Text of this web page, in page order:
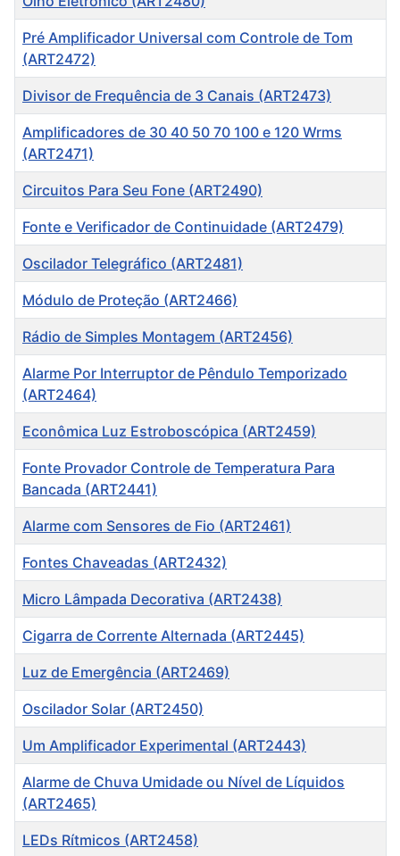
Pré Amplificador Universal com Controle de Tom
(ART2472)
Divisor de Frequência de 3 Canais (ART2473)
Amplificadores de 30 40 50 70 100 e 120 Wrms
(ART2471)
Circuitos Para Seu Fone (ART2490)
Fonte e Verificador de Continuidade (ART2479)
Oscilador Telegráfico (ART2481)
Módulo de Proteção (ART2466)
Rádio de Simples Montagem (ART2456)
Alarme Por Interruptor de Pêndulo Temporizado
(ART2464)
Econômica Luz Estroboscópica (ART2459)
Fonte Provador Controle de Temperatura Para
Bancada (ART2441)
Alarme com Sensores de Fio (ART2461)
Fontes Chaveadas (ART2432)
Micro Lâmpada Decorativa (ART2438)
Cigarra de Corrente Alternada (ART2445)
Luz de Emergência (ART2469)
Oscilador Solar (ART2450)
Um Amplificador Experimental (ART2443)
Alarme de Chuva Umidade ou Nível de Líquidos
(ART2465)
LEDs Rítmicos (ART2458)